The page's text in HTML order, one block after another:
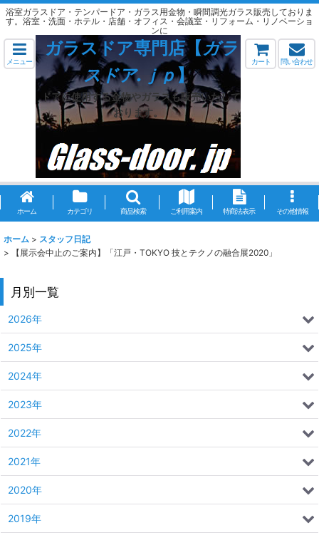
浴室ガラスドア・テンパードア・ガラス用金物・瞬間調光ガラス販売しておりま
す。浴室・洗面・ホテル・店舗・オフィス・会議室・リフォーム・リノベーショ
ンに
メニュー
ガラスドア専門店【ガラ
スドア.ｊｐ】
ドアに使用する金物やガラスも販売いたして
おります。
カート 問い合わせ
ホーム カテゴリ 商品検索 ご利用案内 特商法表示 その他情報
ホーム > スタッフ日記
>
【展示会中止のご案内】「江戸・TOKYO 技とテクノの融合展2020」
月別一覧
2026年
2025年
2024年
2023年
2022年
2021年
2020年
2019年